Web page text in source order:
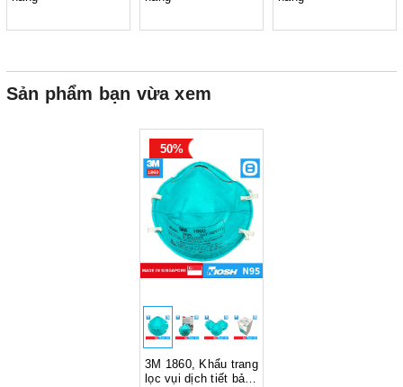
Sản phẩm bạn vừa xem
50%
3M 1860, Khẩu trang
lọc vụi dịch tiết bảo